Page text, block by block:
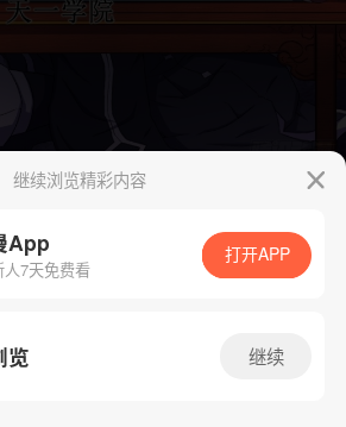
App免费看
腾漫App免费看
继续浏览精彩内容
App
7天免费看
打开APP
览 继续